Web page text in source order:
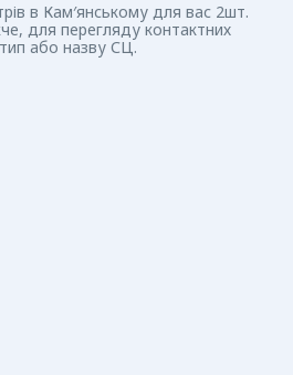
в Кам′янському для вас 2шт.
для перегляду контактних
або назву СЦ.